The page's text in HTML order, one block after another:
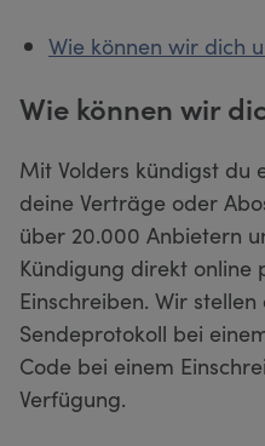
Wie können wir dich
Wie können wir
Mit Volders kündigst du
deine Verträge oder
über 20.000 Anbietern
Kündigung direkt online
Einschreiben. Wir
Sendeprotokoll bei
Code bei einem
Verfügung.